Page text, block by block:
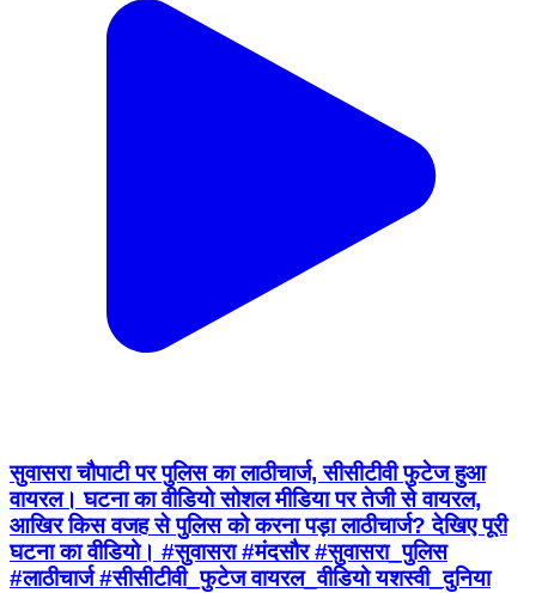
सुवासरा चौपाटी पर पुलिस का लाठीचार्ज, सीसीटीवी फुटेज हुआ
वायरल। घटना का वीडियो सोशल मीडिया पर तेजी से वायरल,
आखिर किस वजह से पुलिस को करना पड़ा लाठीचार्ज? देखिए पूरी
घटना का वीडियो। #सुवासरा #मंदसौर #सुवासरा_पुलिस
#लाठीचार्ज #सीसीटीवी_फुटेज वायरल_वीडियो यशस्वी_दुनिया